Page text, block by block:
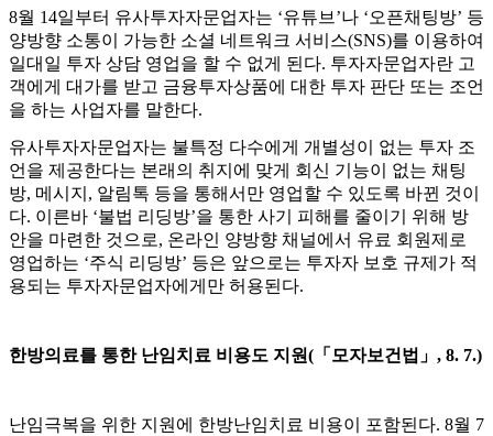
8월 14일부터 유사투자자문업자는 ‘유튜브 ’나 ‘오픈채팅방’ 등
양방향 소통이 가능한 소셜 네트워크 서비스(SNS)를 이용하여
일대일 투자 상담 영업을 할 수 없게 된다. 투자자문업자란 고
객에게 대가를 받고 금융투자상품에 대한 투자 판단 또는 조언
을 하는 사업자를 말한다.
유사투자자문업자는 불특정 다수에게 개별성이 없는 투자 조
언을 제공한다는 본래의 취지에 맞게 회신 기능이 없는 채팅
방, 메시지 , 알림톡 등을 통해서만 영업할 수 있도록 바뀐 것이
다. 이른바 ‘불법 리딩방’을 통한 사기 피해를 줄이기 위해 방
안을 마련한 것으로, 온라인 양방향 채널에서 유료 회원제로
영업하는 ‘주식 리딩방’ 등은 앞으로는 투자자 보호 규제가 적
용되는 투자자문업자에게만 허용된다.
한방의료를 통한 난임치료 비용도 지원( 「 모자보건법 」 , 8. 7.)
난임극복을 위한 지원에 한방난임치료 비용이 포함된다. 8월 7